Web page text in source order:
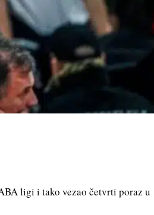
ligi i tako vezao četvrti poraz u